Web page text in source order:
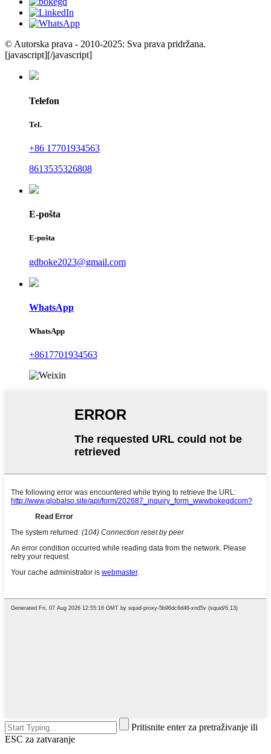
© Autorska prava - 2010-2025: Sva prava pridržana.
[javascript][/javascript]
Telefon
Tel.
+86 17701934563
8613535326808
E-pošta
E-pošta
gdboke2023@gmail.com
WhatsApp
WhatsApp
+8617701934563
Pritisnite enter za pretraživanje ili
ESC za zatvaranje